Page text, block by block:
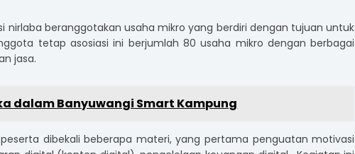
nirlaba beranggotakan usaha mikro yang berdiri dengan tujuan untuk
tetap asosiasi ini berjumlah 80 usaha mikro dengan berbagai
jasa.
dalam Banyuwangi Smart Kampung
dibekali beberapa materi, yang pertama penguatan motivasi